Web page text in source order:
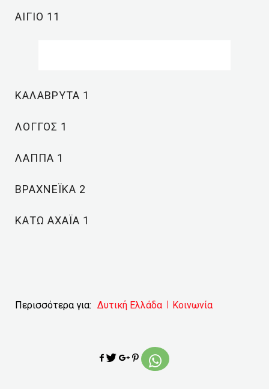
ΑΙΓΙΟ 11
ΚΑΛΑΒΡΥΤΑ 1
ΛΟΓΓΟΣ 1
ΛΑΠΠΑ 1
ΒΡΑΧΝΕΪΚΑ 2
ΚΑΤΩ ΑΧΑΪΑ 1
Περισσότερα για: Δυτική Ελλάδα Κοινωνία